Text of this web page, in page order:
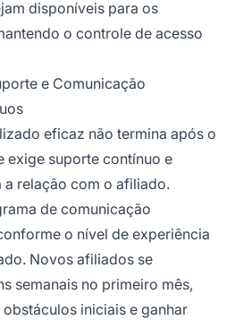
disponíveis para os
o controle de acesso
e Comunicação
eficaz não termina após o
suporte contínuo e
relação com o afiliado.
de comunicação
o nível de experiência
Novos afiliados se
semanais no primeiro mês,
iniciais e ganhar